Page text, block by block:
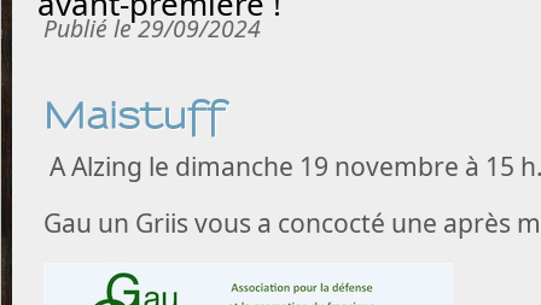
Publié le 29/09/2024
Maistuff
A Alzing le dimanche 19 novembre à 15
Gau un Griis vous a concocté une après